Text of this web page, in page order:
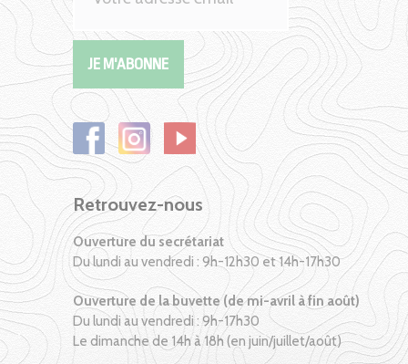
Retrouvez-nous
Ouverture du secrétariat
Du lundi au vendredi : 9h-12h30 et 14h-17h30
Ouverture de la buvette (de mi-avril à fin août)
Du lundi au vendredi : 9h-17h30
Le dimanche de 14h à 18h (en juin/juillet/août)